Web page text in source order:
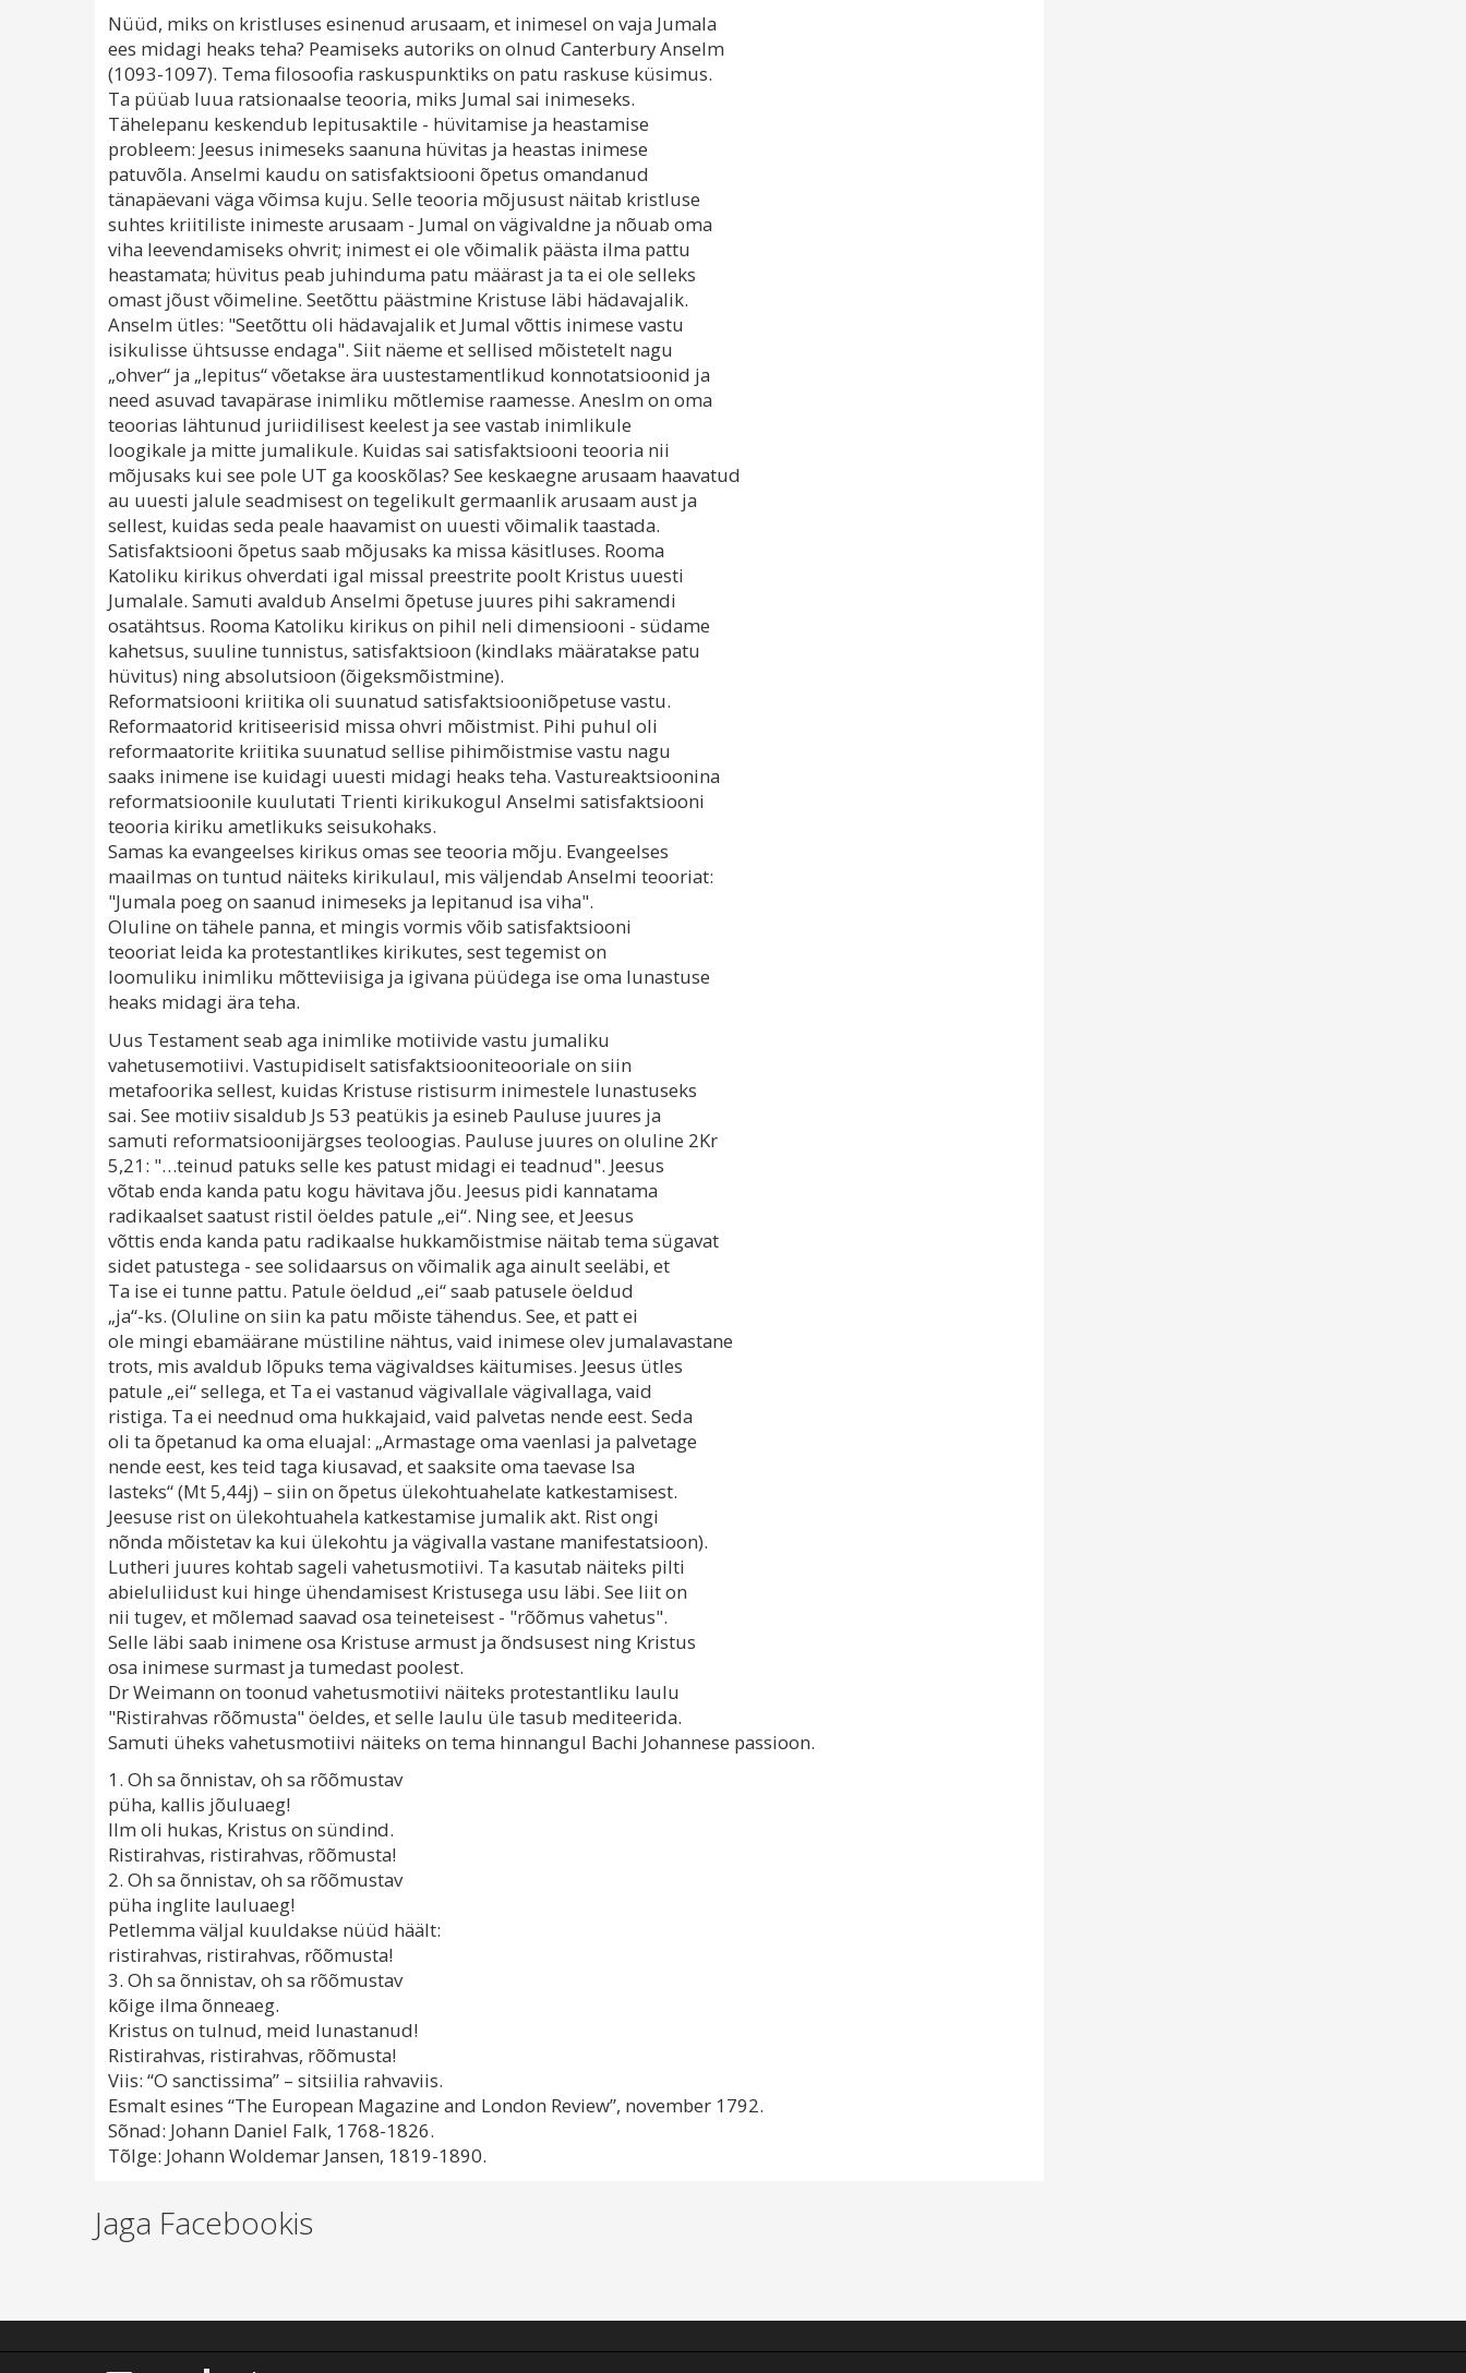
Nüüd, miks on kristluses esinenud arusaam, et inimesel on vaja Jumala
ees midagi heaks teha? Peamiseks autoriks on olnud Canterbury Anselm
(1093-1097). Tema filosoofia raskuspunktiks on patu raskuse küsimus.
Ta püüab luua ratsionaalse teooria, miks Jumal sai inimeseks.
Tähelepanu keskendub lepitusaktile - hüvitamise ja heastamise
probleem: Jeesus inimeseks saanuna hüvitas ja heastas inimese
patuvõla. Anselmi kaudu on satisfaktsiooni õpetus omandanud
tänapäevani väga võimsa kuju. Selle teooria mõjusust näitab kristluse
suhtes kriitiliste inimeste arusaam - Jumal on vägivaldne ja nõuab oma
viha leevendamiseks ohvrit; inimest ei ole võimalik päästa ilma pattu
heastamata; hüvitus peab juhinduma patu määrast ja ta ei ole selleks
omast jõust võimeline. Seetõttu päästmine Kristuse läbi hädavajalik.
Anselm ütles: "Seetõttu oli hädavajalik et Jumal võttis inimese vastu
isikulisse ühtsusse endaga". Siit näeme et sellised mõistetelt nagu
„ohver“ ja „lepitus“ võetakse ära uustestamentlikud konnotatsioonid ja
need asuvad tavapärase inimliku mõtlemise raamesse. Aneslm on oma
teoorias lähtunud juriidilisest keelest ja see vastab inimlikule
loogikale ja mitte jumalikule. Kuidas sai satisfaktsiooni teooria nii
mõjusaks kui see pole UT ga kooskõlas? See keskaegne arusaam haavatud
au uuesti jalule seadmisest on tegelikult germaanlik arusaam aust ja
sellest, kuidas seda peale haavamist on uuesti võimalik taastada.
Satisfaktsiooni õpetus saab mõjusaks ka missa käsitluses. Rooma
Katoliku kirikus ohverdati igal missal preestrite poolt Kristus uuesti
Jumalale. Samuti avaldub Anselmi õpetuse juures pihi sakramendi
osatähtsus. Rooma Katoliku kirikus on pihil neli dimensiooni - südame
kahetsus, suuline tunnistus, satisfaktsioon (kindlaks määratakse patu
hüvitus) ning absolutsioon (õigeksmõistmine).
Reformatsiooni kriitika oli suunatud satisfaktsiooniõpetuse vastu.
Reformaatorid kritiseerisid missa ohvri mõistmist. Pihi puhul oli
reformaatorite kriitika suunatud sellise pihimõistmise vastu nagu
saaks inimene ise kuidagi uuesti midagi heaks teha. Vastureaktsioonina
reformatsioonile kuulutati Trienti kirikukogul Anselmi satisfaktsiooni
teooria kiriku ametlikuks seisukohaks.
Samas ka evangeelses kirikus omas see teooria mõju. Evangeelses
maailmas on tuntud näiteks kirikulaul, mis väljendab Anselmi teooriat:
"Jumala poeg on saanud inimeseks ja lepitanud isa viha".
Oluline on tähele panna, et mingis vormis võib satisfaktsiooni
teooriat leida ka protestantlikes kirikutes, sest tegemist on
loomuliku inimliku mõtteviisiga ja igivana püüdega ise oma lunastuse
heaks midagi ära teha.
Uus Testament seab aga inimlike motiivide vastu jumaliku
vahetusemotiivi. Vastupidiselt satisfaktsiooniteooriale on siin
metafoorika sellest, kuidas Kristuse ristisurm inimestele lunastuseks
sai. See motiiv sisaldub Js 53 peatükis ja esineb Pauluse juures ja
samuti reformatsioonijärgses teoloogias. Pauluse juures on oluline 2Kr
5,21: "…teinud patuks selle kes patust midagi ei teadnud". Jeesus
võtab enda kanda patu kogu hävitava jõu. Jeesus pidi kannatama
radikaalset saatust ristil öeldes patule „ei“. Ning see, et Jeesus
võttis enda kanda patu radikaalse hukkamõistmise näitab tema sügavat
sidet patustega - see solidaarsus on võimalik aga ainult seeläbi, et
Ta ise ei tunne pattu. Patule öeldud „ei“ saab patusele öeldud
„ja“-ks. (Oluline on siin ka patu mõiste tähendus. See, et patt ei
ole mingi ebamäärane müstiline nähtus, vaid inimese olev jumalavastane
trots, mis avaldub lõpuks tema vägivaldses käitumises. Jeesus ütles
patule „ei“ sellega, et Ta ei vastanud vägivallale vägivallaga, vaid
ristiga. Ta ei neednud oma hukkajaid, vaid palvetas nende eest. Seda
oli ta õpetanud ka oma eluajal: „Armastage oma vaenlasi ja palvetage
nende eest, kes teid taga kiusavad, et saaksite oma taevase Isa
lasteks“ (Mt 5,44j) – siin on õpetus ülekohtuahelate katkestamisest.
Jeesuse rist on ülekohtuahela katkestamise jumalik akt. Rist ongi
nõnda mõistetav ka kui ülekohtu ja vägivalla vastane manifestatsioon).
Lutheri juures kohtab sageli vahetusmotiivi. Ta kasutab näiteks pilti
abieluliidust kui hinge ühendamisest Kristusega usu läbi. See liit on
nii tugev, et mõlemad saavad osa teineteisest - "rõõmus vahetus".
Selle läbi saab inimene osa Kristuse armust ja õndsusest ning Kristus
osa inimese surmast ja tumedast poolest.
Dr Weimann on toonud vahetusmotiivi näiteks protestantliku laulu
"Ristirahvas rõõmusta" öeldes, et selle laulu üle tasub mediteerida.
Samuti üheks vahetusmotiivi näiteks on tema hinnangul Bachi Johannese passioon.
1. Oh sa õnnistav, oh sa rõõmustav
püha, kallis jõuluaeg!
Ilm oli hukas, Kristus on sündind.
Ristirahvas, ristirahvas, rõõmusta!
2. Oh sa õnnistav, oh sa rõõmustav
püha inglite lauluaeg!
Petlemma väljal kuuldakse nüüd häält:
ristirahvas, ristirahvas, rõõmusta!
3. Oh sa õnnistav, oh sa rõõmustav
kõige ilma õnneaeg.
Kristus on tulnud, meid lunastanud!
Ristirahvas, ristirahvas, rõõmusta!
Viis: “O sanctissima” – sitsiilia rahvaviis.
Esmalt esines “The European Magazine and London Review”, november 1792.
Sõnad: Johann Daniel Falk, 1768-1826.
Tõlge: Johann Woldemar Jansen, 1819-1890.
Jaga Facebookis